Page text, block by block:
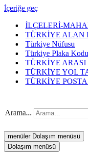
İçeriğe geç
İLÇELERİ-
TÜRKİYE ALAN
Türkiye Nüfusu
Türkiye Plaka Kodu
TÜRKİYE
TÜRKİYE YOL
TÜRKİYE
Arama...
menüler Dolaşım menüsü
Dolaşım menüsü